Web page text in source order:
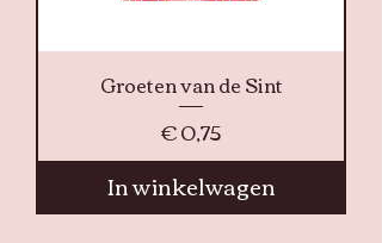
Groeten van de Sint
Prijs
€ 0,75
In winkelwagen